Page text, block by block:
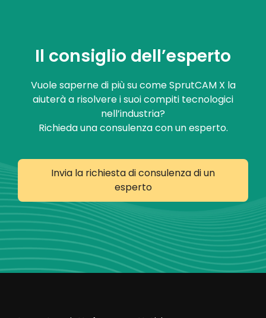
Il consiglio dell’esperto
Vuole saperne di più su come SprutCAM X la
aiuterà a risolvere i suoi compiti tecnologici
nell’industria?
Richieda una consulenza con un esperto.
Invia la richiesta di consulenza di un
esperto